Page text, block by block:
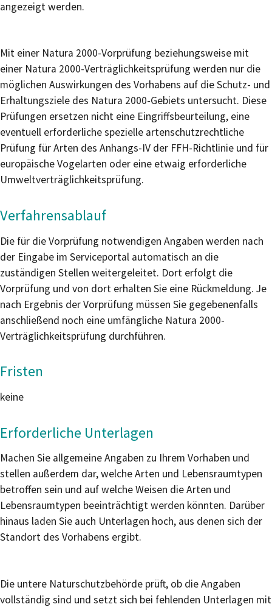
angezeigt werden.
Mit einer Natura 2000-Vorprüfung beziehungsweise mit
einer Natura 2000-Verträglichkeitsprüfung werden nur die
möglichen Auswirkungen des Vorhabens auf die Schutz- und
Erhaltungsziele des Natura 2000-Gebiets untersucht. Diese
Prüfungen ersetzen nicht eine Eingriffsbeurteilung, eine
eventuell erforderliche spezielle artenschutzrechtliche
Prüfung für Arten des Anhangs-IV der FFH-Richtlinie und für
europäische Vogelarten oder eine etwaig erforderliche
Umweltverträglichkeitsprüfung.
Verfahrensablauf
Die für die Vorprüfung notwendigen Angaben werden nach
der Eingabe im Serviceportal automatisch an die
zuständigen Stellen weitergeleitet. Dort erfolgt die
Vorprüfung und von dort erhalten Sie eine Rückmeldung. Je
nach Ergebnis der Vorprüfung müssen Sie gegebenenfalls
anschließend noch eine umfängliche Natura 2000-
Verträglichkeitsprüfung durchführen.
Fristen
keine
Erforderliche Unterlagen
Machen Sie allgemeine Angaben zu Ihrem Vorhaben und
stellen außerdem dar, welche Arten und Lebensraumtypen
betroffen sein und auf welche Weisen die Arten und
Lebensraumtypen beeinträchtigt werden könnten. Darüber
hinaus laden Sie auch Unterlagen hoch, aus denen sich der
Standort des Vorhabens ergibt.
Die untere Naturschutzbehörde prüft, ob die Angaben
vollständig sind und setzt sich bei fehlenden Unterlagen mit